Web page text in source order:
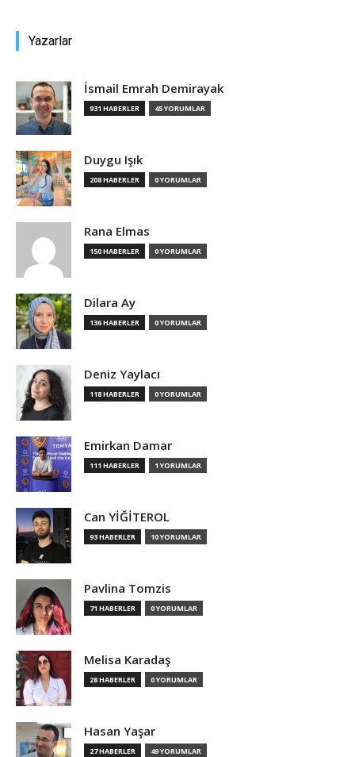
Yazarlar
İsmail Emrah Demirayak
931 HABERLER 45 YORUMLAR
Duygu Işık
208 HABERLER 0 YORUMLAR
Rana Elmas
150 HABERLER 0 YORUMLAR
Dilara Ay
136 HABERLER 0 YORUMLAR
Deniz Yaylacı
118 HABERLER 0 YORUMLAR
Emirkan Damar
111 HABERLER 1 YORUMLAR
Can YİĞİTEROL
93 HABERLER 10 YORUMLAR
Pavlina Tomzis
71 HABERLER 0 YORUMLAR
Melisa Karadaş
28 HABERLER 0 YORUMLAR
Hasan Yaşar
27 HABERLER 49 YORUMLAR